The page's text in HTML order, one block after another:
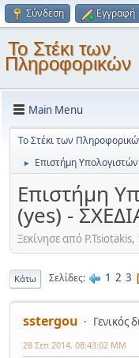
Σύνδεση Εγγραφή
Το Στέκι των
Πληροφορικών
Main Menu
Το Στέκι των
► Επιστήμη
Επιστήμη
(yes) -
Ξεκίνησε από
Κάτω Σελίδες 1 2 3
sstergou
Γενικός
28 Σεπ 2014, 08:43:02 ΜΜ